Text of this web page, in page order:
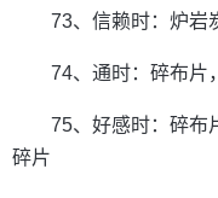
73、信赖时：炉岩
74、通时：碎布片
75、好感时：碎布
碎片